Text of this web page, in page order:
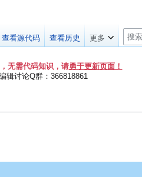
无需代码知识，请勇于更新页面！
辑讨论Q群：366818861
查看源代码 查看历史 更多
搜
索